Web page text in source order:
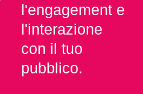
l'engagement e
l'interazione
con il tuo
pubblico.